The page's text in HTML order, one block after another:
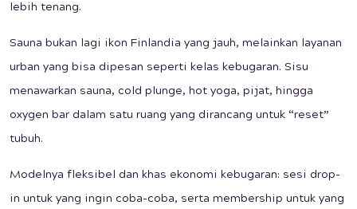
lebih tenang.
Sauna bukan lagi ikon Finlandia yang jauh, melainkan layanan
urban yang bisa dipesan seperti kelas kebugaran. Sisu
menawarkan sauna, cold plunge, hot yoga, pijat, hingga
oxygen bar dalam satu ruang yang dirancang untuk “reset”
tubuh.
Modelnya fleksibel dan khas ekonomi kebugaran: sesi drop-
in untuk yang ingin coba-coba, serta membership untuk yang